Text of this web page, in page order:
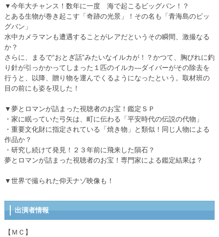
▼今年大チャンス！数年に一度 海で起こるビッグバン！？
とある生物が巻き起こす「奇跡の光景」！その名も「青海島のビッ
グバン」
水中カメラマンも遭遇することがレアだというその瞬間、激撮なる
か？
さらに、まるで“おとぎ話”みたいなイルカが！？かつて、胸びれに釣
り針が引っかかってしまった１匹のイルカ―ダイバーがその除去を
行うと、以降、贈り物を運んでくるようになったという。取材班の
目の前にも姿を現した！
▼夢とロマンが詰まった視聴者のお宝！鑑定ＳＰ
・家に眠っていた弓矢は、町に伝わる「平安時代の伝説の代物」
・重要文化財に指定されている「焼き物」と類似！同じ人物による
作品か？
・研究し続けて発見！２３年前に飛来した隕石？
夢とロマンが詰まった視聴者のお宝！専門家による鑑定結果は？
▼世界で撮られた仰天ナゾ映像も！
出演者情報
【ＭＣ】